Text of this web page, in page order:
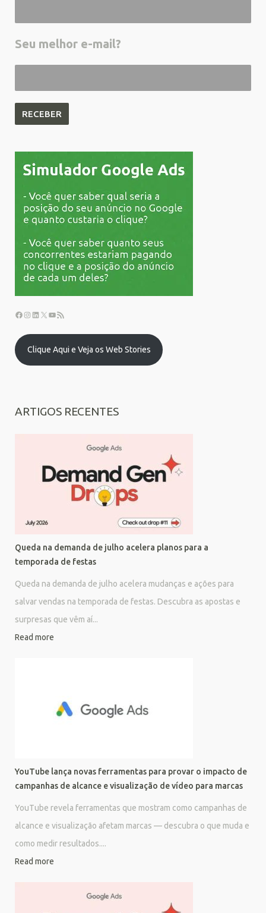
Seu melhor e-mail?
Clique Aqui e Veja os Web Stories
ARTIGOS RECENTES
Queda na demanda de julho acelera planos para a
temporada de festas
Queda na demanda de julho acelera mudanças e ações para
salvar vendas na temporada de festas. Descubra as apostas e
surpresas que vêm aí...
Read more
YouTube lança novas ferramentas para provar o impacto de
campanhas de alcance e visualização de vídeo para marcas
YouTube revela ferramentas que mostram como campanhas de
alcance e visualização afetam marcas — descubra o que muda e
como medir resultados....
Read more